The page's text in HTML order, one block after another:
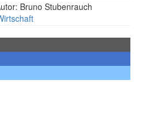
Bruno Stubenrauch